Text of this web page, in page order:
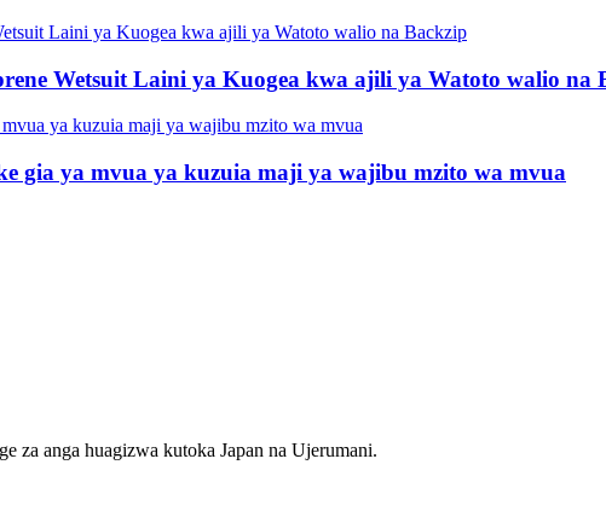
Wetsuit Laini ya Kuogea kwa ajili ya Watoto walio na
gia ya mvua ya kuzuia maji ya wajibu mzito wa mvua
za anga huagizwa kutoka Japan na Ujerumani.